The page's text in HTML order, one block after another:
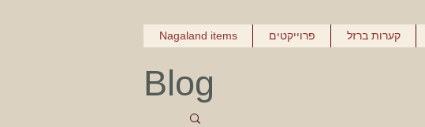
Nagaland items פרוייקטים קערות ברזל
Blog